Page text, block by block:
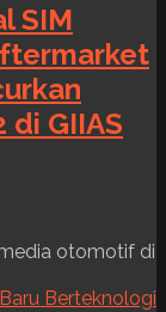
SIM
di GIIAS
otomotif di